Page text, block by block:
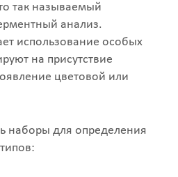
так называемый
анализ.
использование особых
на присутствие
цветовой или
наборы для определения